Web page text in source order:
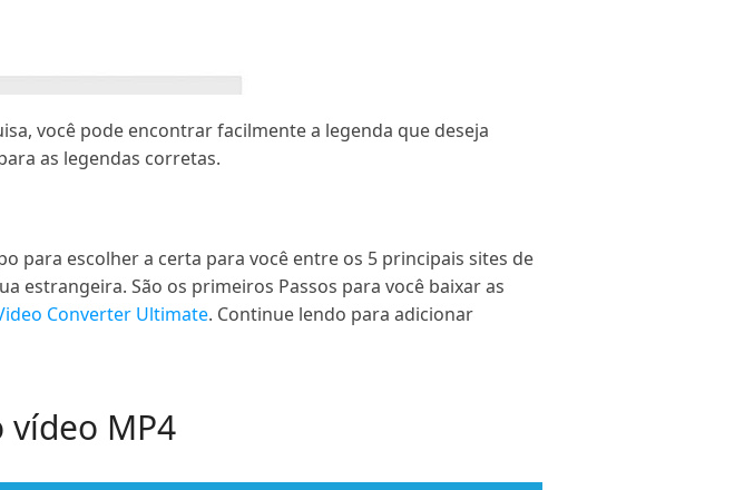
você pode encontrar facilmente a legenda que deseja
as legendas corretas.
para escolher a certa para você entre os 5 principais sites de
estrangeira. São os primeiros Passos para você baixar as
Converter Ultimate. Continue lendo para adicionar
vídeo MP4